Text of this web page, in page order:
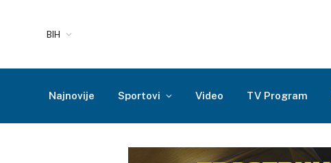
BIH
Najnovije Sportovi Video TV Program